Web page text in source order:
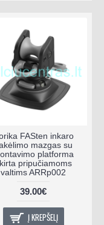
FASten inkaro
mazgas su
platforma
pripučiamoms
valtims ARRp002
39.00€
Į KREPŠELĮ